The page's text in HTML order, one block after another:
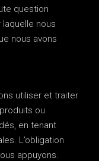
question
nous
nous avons
utiliser et traiter
ou
en tenant
L’obligation
appuyons.